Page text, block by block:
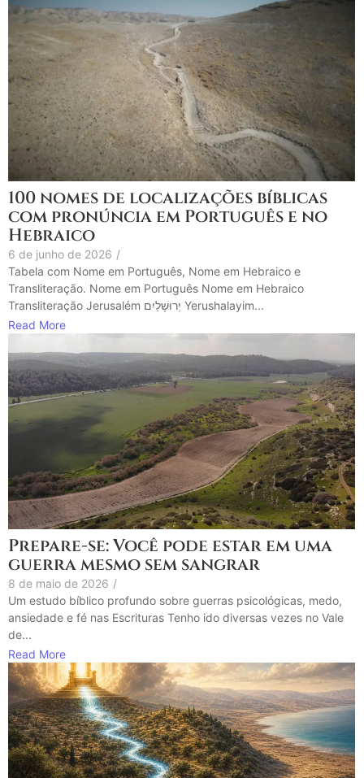
100 nomes de localizações bíblicas
com pronúncia em Português e no
Hebraico
6 de junho de 2026 /
Tabela com Nome em Português, Nome em Hebraico e
Transliteração. Nome em Português Nome em Hebraico
Transliteração Jerusalém יְרוּשָׁלַיִם Yerushalayim...
Read More
Prepare-se: Você pode estar em uma
guerra mesmo sem sangrar
8 de maio de 2026 /
Um estudo bíblico profundo sobre guerras psicológicas, medo,
ansiedade e fé nas Escrituras Tenho ido diversas vezes no Vale
de...
Read More